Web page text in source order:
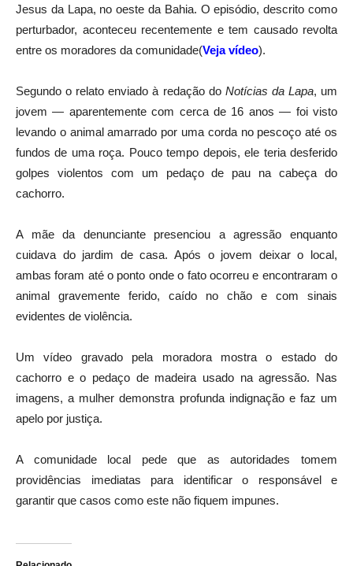
Jesus da Lapa, no oeste da Bahia. O episódio, descrito como
perturbador, aconteceu recentemente e tem causado revolta
entre os moradores da comunidade(Veja vídeo).
Segundo o relato enviado à redação do Notícias da Lapa, um
jovem — aparentemente com cerca de 16 anos — foi visto
levando o animal amarrado por uma corda no pescoço até os
fundos de uma roça. Pouco tempo depois, ele teria desferido
golpes violentos com um pedaço de pau na cabeça do
cachorro.
A mãe da denunciante presenciou a agressão enquanto
cuidava do jardim de casa. Após o jovem deixar o local,
ambas foram até o ponto onde o fato ocorreu e encontraram o
animal gravemente ferido, caído no chão e com sinais
evidentes de violência.
Um vídeo gravado pela moradora mostra o estado do
cachorro e o pedaço de madeira usado na agressão. Nas
imagens, a mulher demonstra profunda indignação e faz um
apelo por justiça.
A comunidade local pede que as autoridades tomem
providências imediatas para identificar o responsável e
garantir que casos como este não fiquem impunes.